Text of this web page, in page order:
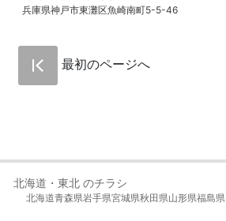
兵庫県神戸市東灘区魚崎南町5-5-46
最初のページへ
北海道・東北 のチラシ
北海道青森県岩手県宮城県秋田県山形県福島県